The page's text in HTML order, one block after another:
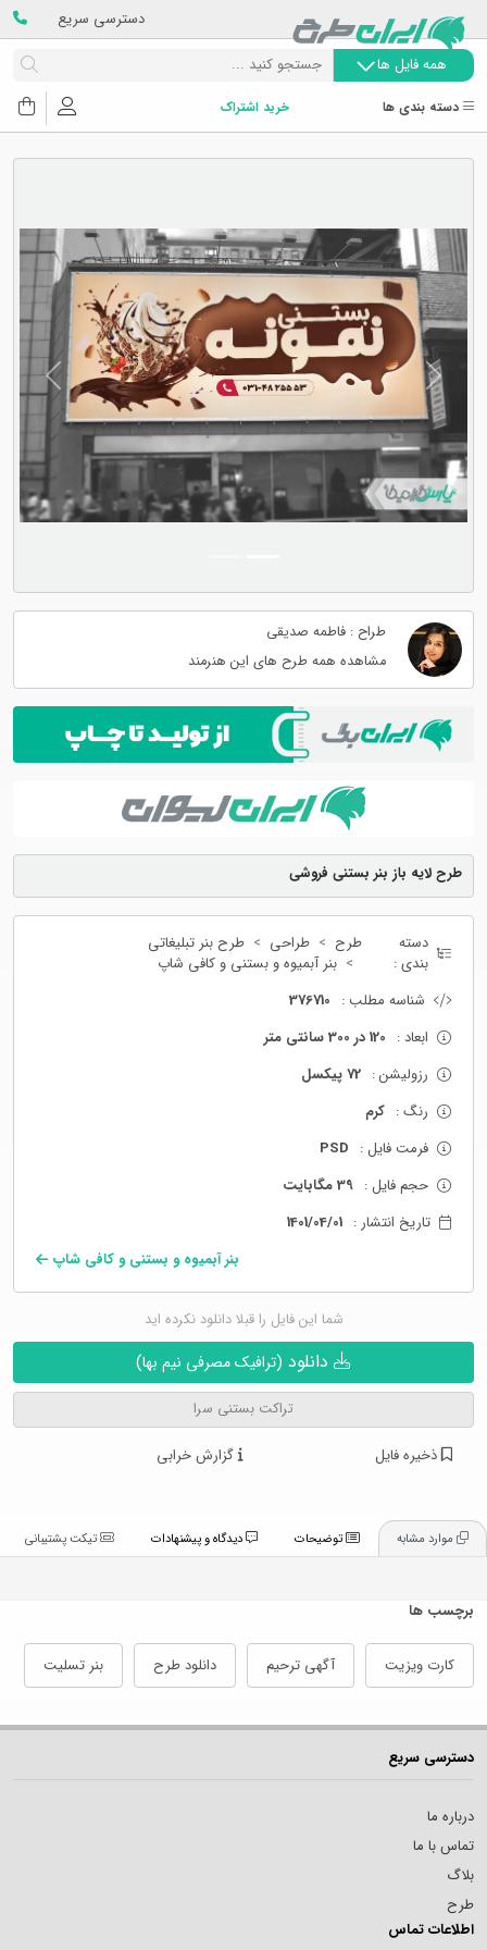
دسترسی سریع
همه فایل ها
دسته بندی ها خرید اشتراک
طرح لایه باز بنر بستنی فروشی
دسته
بندی :
طرح طراحی
طرح بنر تبلیغاتی
بنر آبمیوه و بستنی و کافی شاپ
شناسه مطلب : 376710
ابعاد : 120 در 300 سانتی متر
رزولیشن : 72 پیکسل
رنگ : کرم
فرمت فایل : PSD
حجم فایل : 39 مگابایت
تاریخ انتشار : 1401/04/01
بنر آبمیوه و بستنی و کافی شاپ
شما این فایل را قبلا دانلود نکرده اید
(ترافیک مصرفی نیم بها)
تراکت بستنی سرا
ذخیره فایل گزارش خرابی
Previous
Next
طراح : فاطمه صدیقی
مشاهده همه طرح های این هنرمند
توضیحات تیکت پشتیبانی
برچسب ها
کارت ویزیت آگهی ترحیم دانلود طرح بنر تسلیت
دسترسی سریع
درباره ما
تماس با ما
بلاگ
طرح
اطلاعات تماس